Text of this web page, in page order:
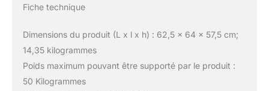
Fiche technique
Dimensions du produit (L x l x h) : 62,5 x 64 x 57,5 cm;
14,35 kilogrammes
Poids maximum pouvant être supporté par le produit :
50 Kilogrammes